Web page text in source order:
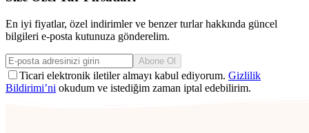
En iyi fiyatlar, özel indirimler ve benzer turlar hakkında güncel
bilgileri e-posta kutunuza gönderelim.
Abone Ol
Ticari elektronik iletiler almayı kabul ediyorum. Gizlilik
Bildirimi’ni okudum ve istediğim zaman iptal edebilirim.